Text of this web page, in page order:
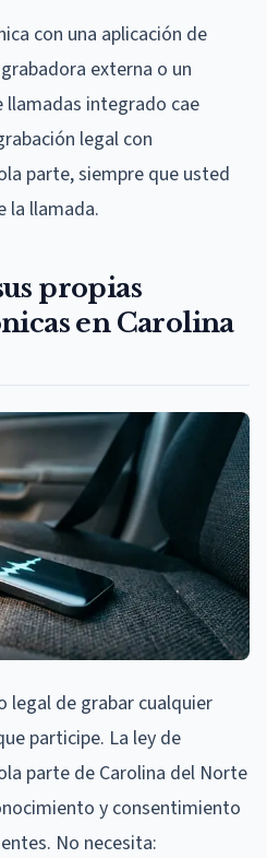
con una aplicación de
externa o un
integrado cae
legal con
parte, siempre que usted
la llamada.
propias
en Carolina
legal de grabar cualquier
participe. La ley de
parte de Carolina del Norte
y consentimiento
No necesita: